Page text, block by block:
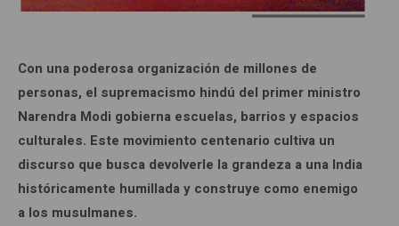
Con una poderosa organización de millones de
personas, el supremacismo hindú del primer ministro
Narendra Modi gobierna escuelas, barrios y espacios
culturales. Este movimiento centenario cultiva un
discurso que busca devolverle la grandeza a una India
históricamente humillada y construye como enemigo
a los musulmanes.